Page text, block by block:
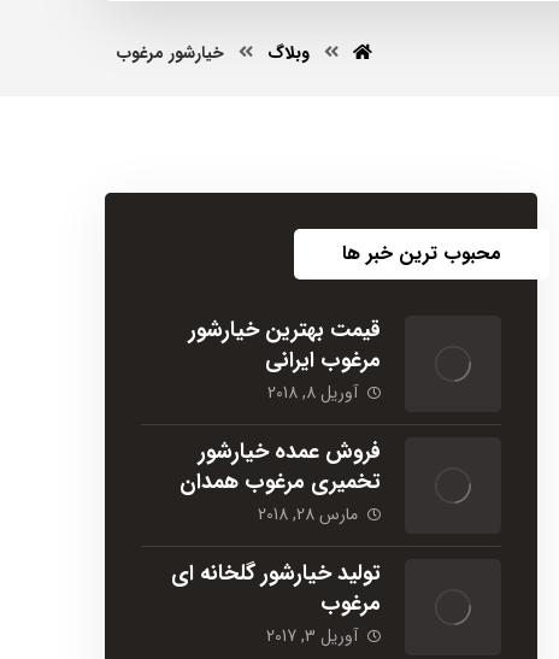
وبلاگ خیارشور مرغوب
محبوب ترین خبر ها
قیمت بهترین خیارشور
مرغوب ایرانی
آوریل 8, 2018
فروش عمده خیارشور
تخمیری مرغوب همدان
مارس 28, 2018
تولید خیارشور گلخانه ای
مرغوب
آوریل 3, 2017